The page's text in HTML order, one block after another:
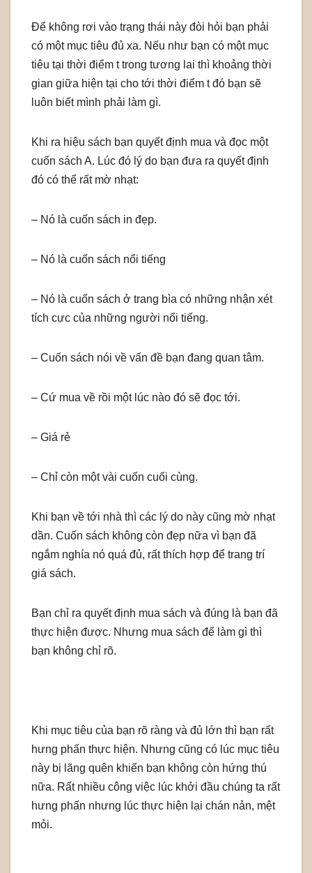
Để không rơi vào trạng thái này đòi hỏi bạn phải
có một mục tiêu đủ xa. Nếu như bạn có một mục
tiêu tại thời điểm t trong tương lai thì khoảng thời
gian giữa hiện tại cho tới thời điểm t đó bạn sẽ
luôn biết mình phải làm gì.
Khi ra hiệu sách bạn quyết định mua và đọc một
cuốn sách A. Lúc đó lý do bạn đưa ra quyết định
đó có thể rất mờ nhạt:
– Nó là cuốn sách in đẹp.
– Nó là cuốn sách nổi tiếng
– Nó là cuốn sách ở trang bìa có những nhận xét
tích cực của những người nổi tiếng.
– Cuốn sách nói về vấn đề bạn đang quan tâm.
– Cứ mua về rồi một lúc nào đó sẽ đọc tới.
– Giá rẻ
– Chỉ còn một vài cuốn cuối cùng.
Khi bạn về tới nhà thì các lý do này cũng mờ nhạt
dần. Cuốn sách không còn đẹp nữa vì bạn đã
ngắm nghía nó quá đủ, rất thích hợp để trang trí
giá sách.
Bạn chỉ ra quyết định mua sách và đúng là bạn đã
thực hiện được. Nhưng mua sách để làm gì thì
bạn không chỉ rõ.
Khi mục tiêu của bạn rõ ràng và đủ lớn thì bạn rất
hưng phấn thực hiện. Nhưng cũng có lúc mục tiêu
này bị lãng quên khiến bạn không còn hứng thú
nữa. Rất nhiều công việc lúc khởi đầu chúng ta rất
hưng phấn nhưng lúc thực hiện lại chán nản, mệt
mỏi.